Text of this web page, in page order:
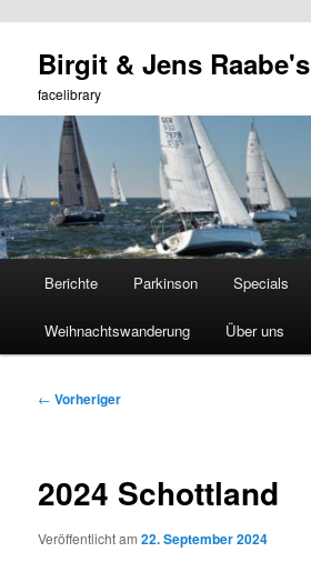
primären
springen
Birgit & Jens Raabe's
facelibrary
Berichte Parkinson Specials
Weihnachtswanderung Über uns
Beitragsnavigation
← Vorheriger
2024 Schottland
Veröffentlicht am22. September 2024